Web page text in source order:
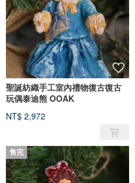
聖誕紡織手工室內禮物復古復古
玩偶泰迪熊 OOAK
NT$ 2,972
售完